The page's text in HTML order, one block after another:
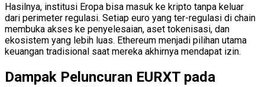
Hasilnya, institusi Eropa bisa masuk ke kripto tanpa keluar
dari perimeter regulasi. Setiap euro yang ter-regulasi di chain
membuka akses ke penyelesaian, aset tokenisasi, dan
ekosistem yang lebih luas. Ethereum menjadi pilihan utama
keuangan tradisional saat mereka akhirnya mendapat izin.
Dampak Peluncuran EURXT pada